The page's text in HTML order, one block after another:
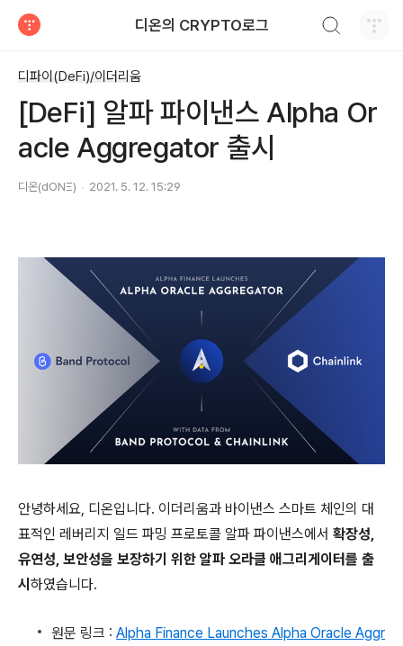
디온의 CRYPTO로그
디파이(DeFi)/이더리움
[DeFi] 알파 파이낸스 Alpha Or
acle Aggregator 출시
디온(dONΞ) 2021. 5. 12. 15:29
안녕하세요, 디온입니다. 이더리움과 바이낸스 스마트 체인의 대
표적인 레버리지 일드 파밍 프로토콜 알파 파이낸스에서 확장성,
유연성, 보안성을 보장하기 위한 알파 오라클 애그리게이터를 출
시 하였습니다.
원문 링크 : Alpha Finance Launches Alpha Oracle Aggr